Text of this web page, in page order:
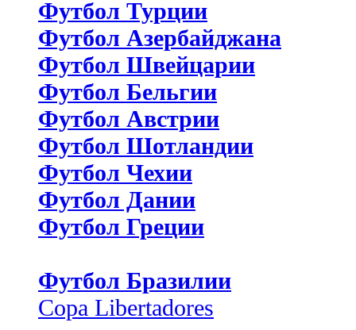
Футбол Турции
Футбол Азербайджана
Футбол Швейцарии
Футбол Бельгии
Футбол Австрии
Футбол Шотландии
Футбол Чехии
Футбол Дании
Футбол Греции
Футбол Бразилии
Copa Libertadores